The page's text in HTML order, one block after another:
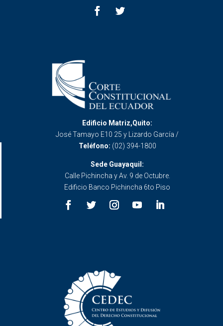
Edificio Matriz,Quito:
José Tamayo E10 25 y Lizardo García /
Teléfono: (02) 394-1800
Sede Guayaquil:
Calle Pichincha y Av. 9 de Octubre.
Edificio Banco Pichincha 6to Piso